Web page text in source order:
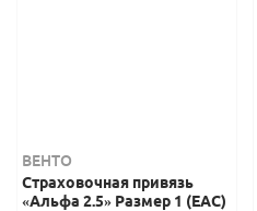
ВЕНТО
Страховочная привязь
«Альфа 2.5» Размер 1 (EAC)